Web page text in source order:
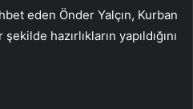
eden Önder Yalçın, Kurban
hazırlıkların yapıldığını